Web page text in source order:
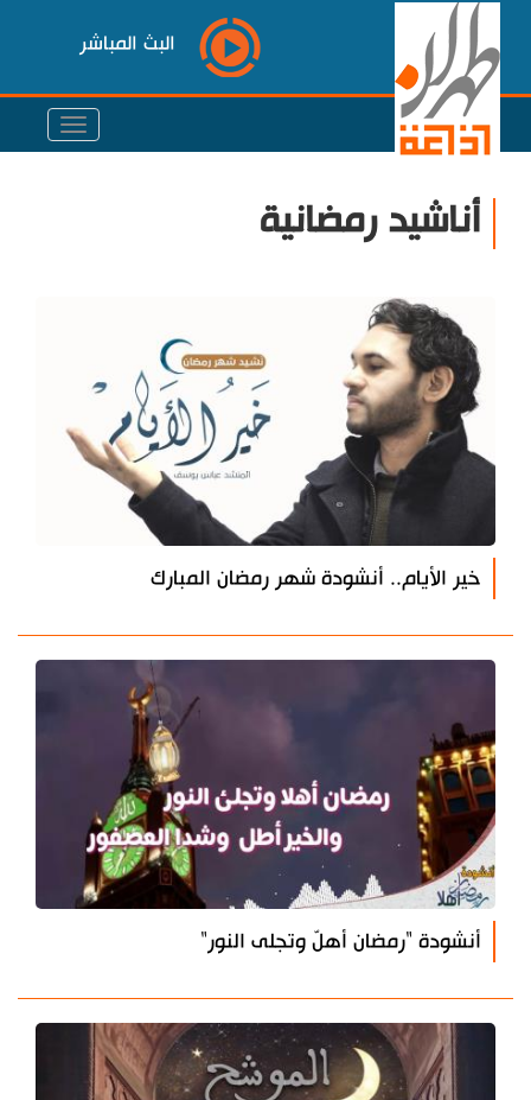
البث المباشر
أناشيد رمضانية
خير الأيام.. أنشودة شهر رمضان المبارك
أنشودة "رمضان أهلّ وتجلى النور"